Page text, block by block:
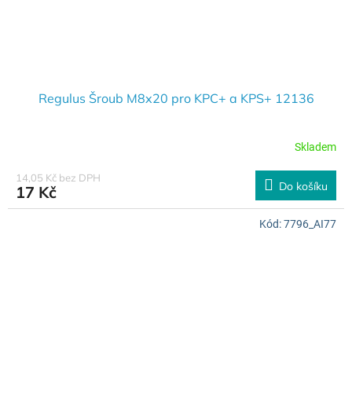
Regulus Šroub M8x20 pro KPC+ a KPS+ 12136
Skladem
14,05 Kč bez DPH
17 Kč Do košíku
Kód:7796_AI77